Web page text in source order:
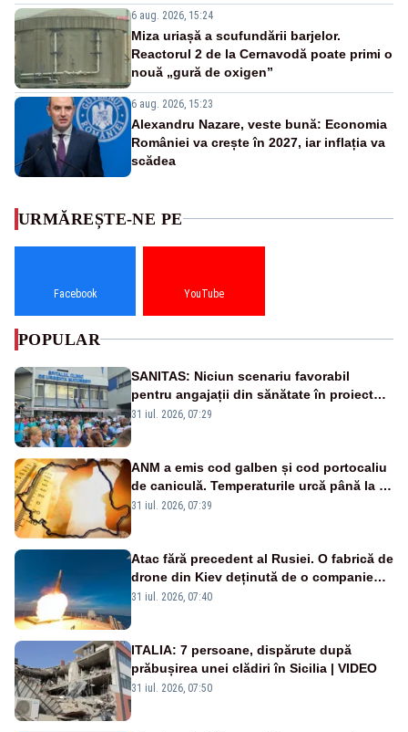
6 aug. 2026, 15:24
Miza uriașă a scufundării barjelor.
Reactorul 2 de la Cernavodă poate primi o
nouă „gură de oxigen”
6 aug. 2026, 15:23
Alexandru Nazare, veste bună: Economia
României va crește în 2027, iar inflația va
scădea
URMĂREȘTE-NE PE
Facebook YouTube
POPULAR
SANITAS: Niciun scenariu favorabil
pentru angajații din sănătate în proiectul
Legii salarizării
31 iul. 2026, 07:29
ANM a emis cod galben și cod portocaliu
de caniculă. Temperaturile urcă până la 38
de grade, iar nopțile devin tropicale
31 iul. 2026, 07:39
Atac fără precedent al Rusiei. O fabrică de
drone din Kiev deținută de o companie
americană, distrusă de o rachetă
31 iul. 2026, 07:40
ITALIA: 7 persoane, dispărute după
prăbușirea unei clădiri în Sicilia | VIDEO
31 iul. 2026, 07:50